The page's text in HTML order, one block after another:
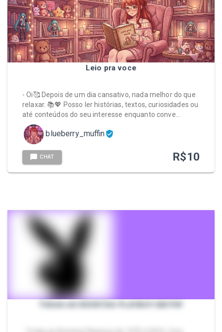
Leio pra voce
- Oi🥰 Depois de um dia cansativo, nada melhor do que
relaxar. 📚💖 Posso ler histórias, textos, curiosidades ou
até conteúdos do seu interesse enquanto conve…
blueberry_muffin
CHAT R$10